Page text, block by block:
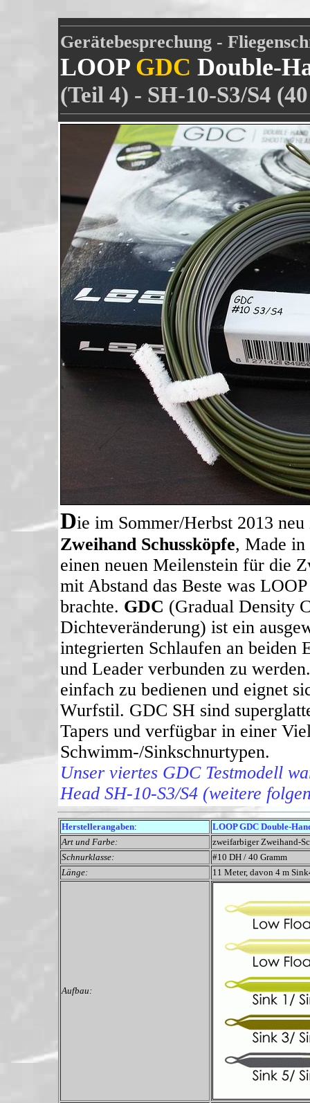
Gerätebesprechung -
LOOP GDC Double-
(Teil 4) - SH-10-S3/S4
Die im Sommer/Herbst 2013
Zweihand Schussköpfe, Made in
einen neuen Meilenstein für die
mit Abstand das Beste was
brachte. GDC (Gradual Density
Dichteveränderung) ist ein
integrierten Schlaufen an beiden
und Leader verbunden zu
einfach zu bedienen und eignet
Wurfstil. GDC SH sind
Tapers und verfügbar in einer
Schwimm-/Sinkschnurtypen.
Unser viertes GDC Testmodell
Head SH-10-S3/S4 (weitere
Herstellerangaben:
LOOP GDC Double-
Art und Farbe:
zweifarbiger Zweihand-
Schnurklasse:
#10 DH / 40 Gramm
Länge:
11 Meter, davon 4 m
Aufbau: